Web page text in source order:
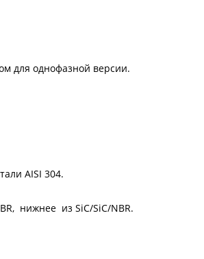
для однофазной версии.
AISI 304.
нижнее из SiC/SiC/NBR.